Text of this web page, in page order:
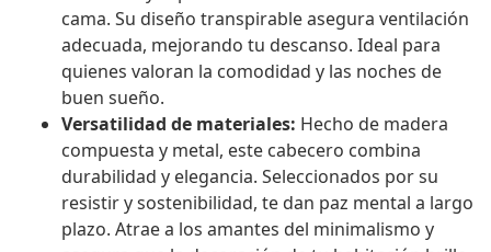
cama. Su diseño transpirable asegura ventilación
adecuada, mejorando tu descanso. Ideal para
quienes valoran la comodidad y las noches de
buen sueño.
Versatilidad de materiales: Hecho de madera
compuesta y metal, este cabecero combina
durabilidad y elegancia. Seleccionados por su
resistir y sostenibilidad, te dan paz mental a largo
plazo. Atrae a los amantes del minimalismo y